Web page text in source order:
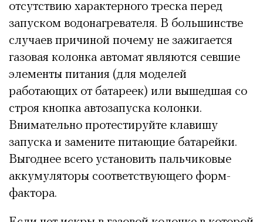
отсутствию характерного треска перед
запуском водонагревателя. В большинстве
случаев причиной почему не зажигается
газовая колонка автомат являются севшие
элементы питания (для моделей
работающих от батареек) или вышедшая со
строя кнопка автозапуска колонки.
Внимательно протестируйте клавишу
запуска и замените питающие батарейки.
Выгоднее всего установить пальчиковые
аккумуляторы соответствующего форм-
фактора.